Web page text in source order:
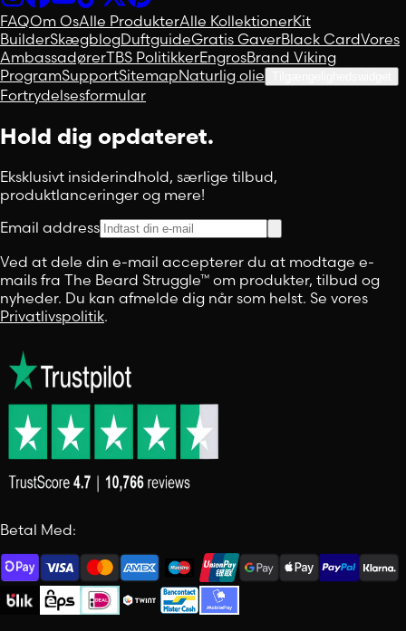
FAQOm OsAlle ProdukterAlle KollektionerKit
BuilderSkægblogDuftguideGratis GaverBlack CardVores
AmbassadørerTBS PolitikkerEngrosBrand Viking
ProgramSupportSitemapNaturlig olie
Fortrydelsesformular
Hold dig opdateret.
Eksklusivt insiderindhold, særlige tilbud,
produktlanceringer og mere!
Email address
Ved at dele din e-mail accepterer du at modtage e-
mails fra The Beard Struggle™ om produkter, tilbud og
nyheder. Du kan afmelde dig når som helst. Se vores
Privatlivspolitik.
Betal Med: